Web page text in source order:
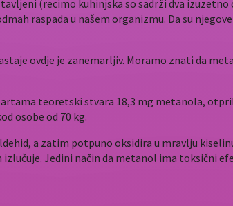
(recimo kuhinjska so sadrži dva
raspada u našem organizmu. Da su
ovdje je zanemarljiv. Moramo znati da
teoretski stvara 18,3 mg metanola,
osobe od 70 kg.
a zatim potpuno oksidira u mravlju
Jedini način da metanol ima toksični